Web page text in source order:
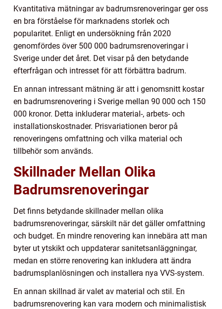
Kvantitativa mätningar av badrumsrenoveringar ger oss
en bra förståelse för marknadens storlek och
popularitet. Enligt en undersökning från 2020
genomfördes över 500 000 badrumsrenoveringar i
Sverige under det året. Det visar på den betydande
efterfrågan och intresset för att förbättra badrum.
En annan intressant mätning är att i genomsnitt kostar
en badrumsrenovering i Sverige mellan 90 000 och 150
000 kronor. Detta inkluderar material-, arbets- och
installationskostnader. Prisvariationen beror på
renoveringens omfattning och vilka material och
tillbehör som används.
Skillnader Mellan Olika
Badrumsrenoveringar
Det finns betydande skillnader mellan olika
badrumsrenoveringar, särskilt när det gäller omfattning
och budget. En mindre renovering kan innebära att man
byter ut ytskikt och uppdaterar sanitetsanläggningar,
medan en större renovering kan inkludera att ändra
badrumsplanlösningen och installera nya VVS-system.
En annan skillnad är valet av material och stil. En
badrumsrenovering kan vara modern och minimalistisk